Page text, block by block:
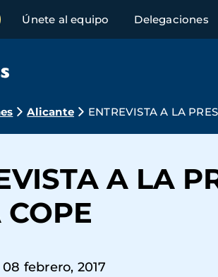
Únete al equipo Delegaciones
Alicante ENTREVISTA A LA
A LA
febrero, 2017